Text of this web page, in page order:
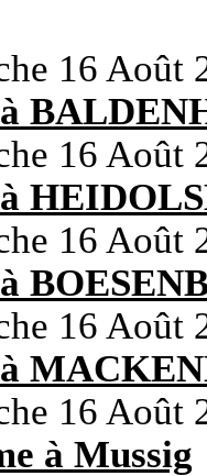
16 Août
à
16 Août
à
16 Août
16 Août
à
16 Août
à Mussig